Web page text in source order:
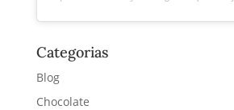
Categorias
Blog
Chocolate